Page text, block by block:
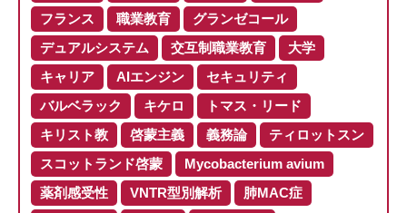
フランス
職業教育
グランゼコール
デュアルシステム
交互制職業教育
大学
キャリア
AIエンジン
セキュリティ
バルベラック
キケロ
トマス・リード
キリスト教
啓蒙主義 義務論
ティロットスン
スコットランド啓蒙
Mycobacterium avium
薬剤感受性
VNTR型別解析
肺MAC症